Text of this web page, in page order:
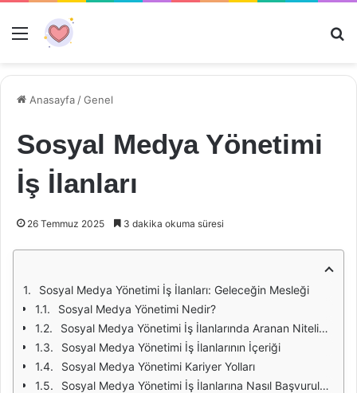
Menü
Anasayfa /Genel
Sosyal Medya Yönetimi
İş İlanları
26 Temmuz 2025 3 dakika okuma süresi
Sosyal Medya Yönetimi İş İlanları: Geleceğin Mesleği
Sosyal Medya Yönetimi Nedir?
Sosyal Medya Yönetimi İş İlanlarında Aranan Nitelikler
Sosyal Medya Yönetimi İş İlanlarının İçeriği
Sosyal Medya Yönetimi Kariyer Yolları
Sosyal Medya Yönetimi İş İlanlarına Nasıl Başvurulur?